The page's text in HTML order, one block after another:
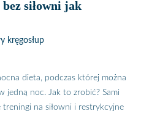
siłowni jak
kręgosłup
dieta, podczas której można
jedną noc. Jak to zrobić? Sami
treningi na siłowni i restrykcyjne